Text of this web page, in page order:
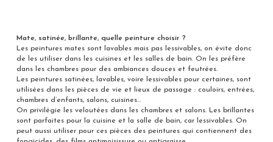
Mate, satinée, brillante, quelle peinture choisir ?
Les peintures mates sont lavables mais pas lessivables, on évite donc
de les utiliser dans les cuisines et les salles de bain. On les préfère
dans les chambres pour des ambiances douces et feutrées.
Les peintures satinées, lavables, voire lessivables pour certaines, sont
utilisées dans les pièces de vie et lieux de passage : couloirs, entrées,
chambres d’enfants, salons, cuisines…
On privilégie les veloutées dans les chambres et salons. Les brillantes
sont parfaites pour la cuisine et la salle de bain, car lessivables. On
peut aussi utiliser pour ces pièces des peintures qui contiennent des